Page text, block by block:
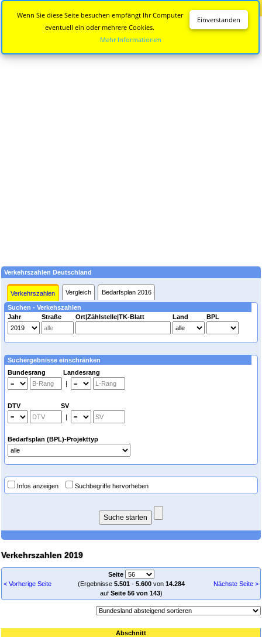
Verkehrszahlen Deutschland
Verkehrszahlen Vergleich Bedarfsplan 2016
Suchen - Verkehszahlen
Jahr
Straße Ort|Zählstelle|TK-Blatt Land BPL
Suchergebnisse einschränken
Bundesrang Landesrang
|
DTV SV
|
Bedarfsplan (BPL)-Projekttyp
Infos anzeigen Suchbegriffe hervorheben
Verkehrszahlen 2019
< Vorherige Seite
Seite
(Ergebnisse 5.501- 5.600von 14.284
auf Seite 56 von 143)
Nächste Seite >
Abschnitt
Einverstanden
Wenn Sie diese Seite besuchen empfängt Ihr Computer
eventuell ein oder mehrere Cookies.
Mehr Informationen